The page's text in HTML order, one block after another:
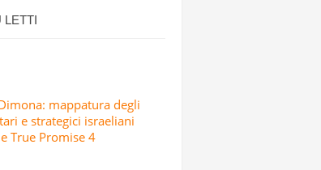
ATTACCHI MISSILISTICI E
LETTI
mappatura degli
e strategici israeliani
True Promise 4